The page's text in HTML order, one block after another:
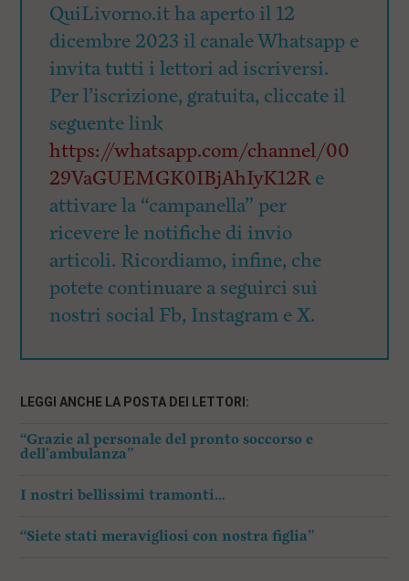
QuiLivorno.it ha aperto il 12
dicembre 2023 il canale Whatsapp e
invita tutti i lettori ad iscriversi.
Per l’iscrizione, gratuita, cliccate il
seguente link
https://whatsapp.com/channel/00
29VaGUEMGK0IBjAhIyK12Re
attivare la “campanella” per
ricevere le notifiche di invio
articoli. Ricordiamo, infine, che
potete continuare a seguirci sui
nostri social Fb, Instagram e X.
LEGGI ANCHE LA POSTA DEI LETTORI:
“Grazie al personale del pronto soccorso e
dell’ambulanza”
I nostri bellissimi tramonti…
“Siete stati meravigliosi con nostra figlia”